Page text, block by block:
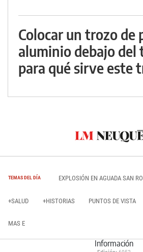
Colocar un trozo de
aluminio debajo del
para qué sirve este
TEMAS DEL DÍA EXPLOSIÓN EN AGUADA SAN
+SALUD +HISTORIAS PUNTOS DE VISTA
MAS E
Información